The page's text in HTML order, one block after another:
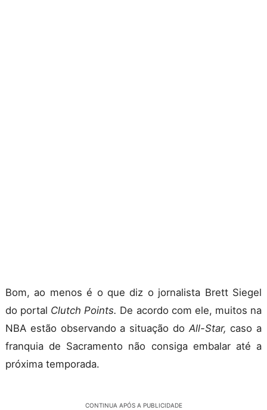
Bom, ao menos é o que diz o jornalista Brett Siegel
do portal Clutch Points. De acordo com ele, muitos na
NBA estão observando a situação do All-Star, caso a
franquia de Sacramento não consiga embalar até a
próxima temporada.
CONTINUA APÓS A PUBLICIDADE